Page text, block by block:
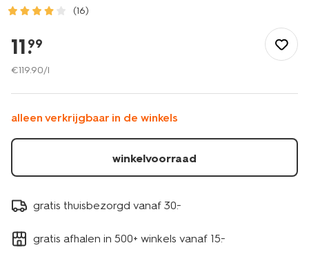
(16)
slapen/wonen/geurstokjes/geurstokjes-
lavendel-
roos-
13504085.html
11.
99
€119.90/l
alleen verkrijgbaar in de winkels
winkelvoorraad
gratis thuisbezorgd vanaf 30.-
gratis afhalen in 500+ winkels vanaf 15.-